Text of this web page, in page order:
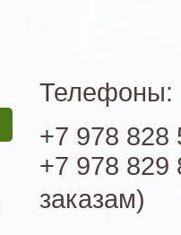
Телефоны:
+7 978
+7 978
заказам)